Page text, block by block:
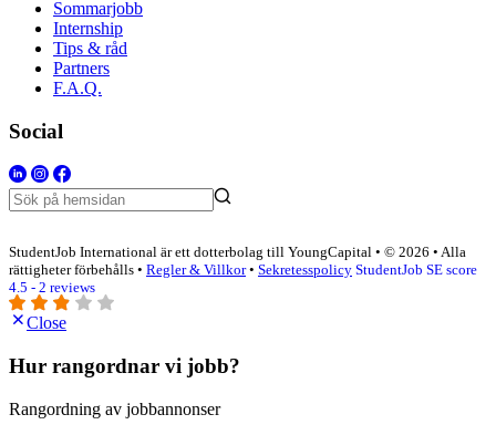
Sommarjobb
Internship
Tips & råd
Partners
F.A.Q.
Social
StudentJob International är ett dotterbolag till YoungCapital • © 2026 • Alla
rättigheter förbehålls • Regler & Villkor• Sekretesspolicy StudentJob SE score
4.5 - 2 reviews
Close
Hur rangordnar vi jobb?
Rangordning av jobbannonser